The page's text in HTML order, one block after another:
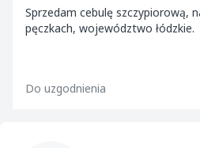
Sprzedam cebulę szczypiorową,
pęczkach, województwo łódzkie.
Do uzgodnienia